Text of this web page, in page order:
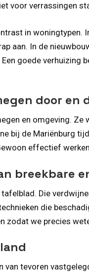
voor verrassingen
in woningtypen.
aan. In de
goede
door en
en omgeving.
bij de Mariënburg
effectief
breekbare
Die
die
zodat we precies
tevoren